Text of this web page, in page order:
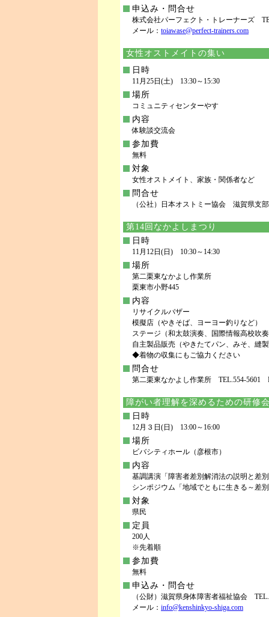
申込み・問合せ
株式会社パーフェクト・トレーナーズ
メール： toiawase@perfect-trainers.com
女性オストメイトの集い
日時
11月25日(土) 13:30～15:30
場所
コミュニティセンターやす
内容
体験談交流会
参加費
無料
対象
女性オストメイト、家族・関係者など
問合せ
（公社）日本オストミー協会 滋賀県支
第14回なかよしまつり
日時
11月12日(日) 10:30～14:30
場所
第二栗東なかよし作業所
栗東市小野445
内容
リサイクルバザー
模擬店（やきそば、ヨーヨー釣りなど）
ステージ（和太鼓演奏、国際情報高校吹
自主製品販売（やきたてパン、みそ、縫
◆着物の収集にもご協力ください
問合せ
第二栗東なかよし作業所 TEL.554-5601
障がい者理解を深めるための研修
日時
12月３日(日) 13:00～16:00
場所
ビバシティホール（彦根市）
内容
基調講演「障害者差別解消法の説明と差
シンポジウム「地域でともに生きる～差
対象
県民
定員
200人
※先着順
参加費
無料
申込み・問合せ
（公財）滋賀県身体障害者福祉協会
メール： info@kenshinkyo-shiga.com